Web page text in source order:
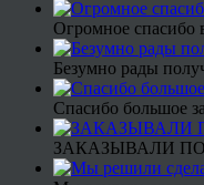
Огромное спасибо
Безумно рады
Спасибо большое
ЗАКАЗЫВАЛИ